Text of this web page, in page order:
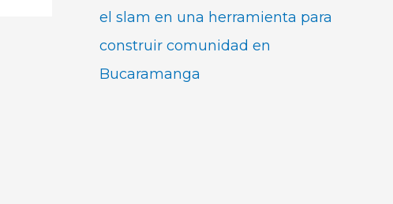
el slam en una herramienta para
construir comunidad en
Bucaramanga